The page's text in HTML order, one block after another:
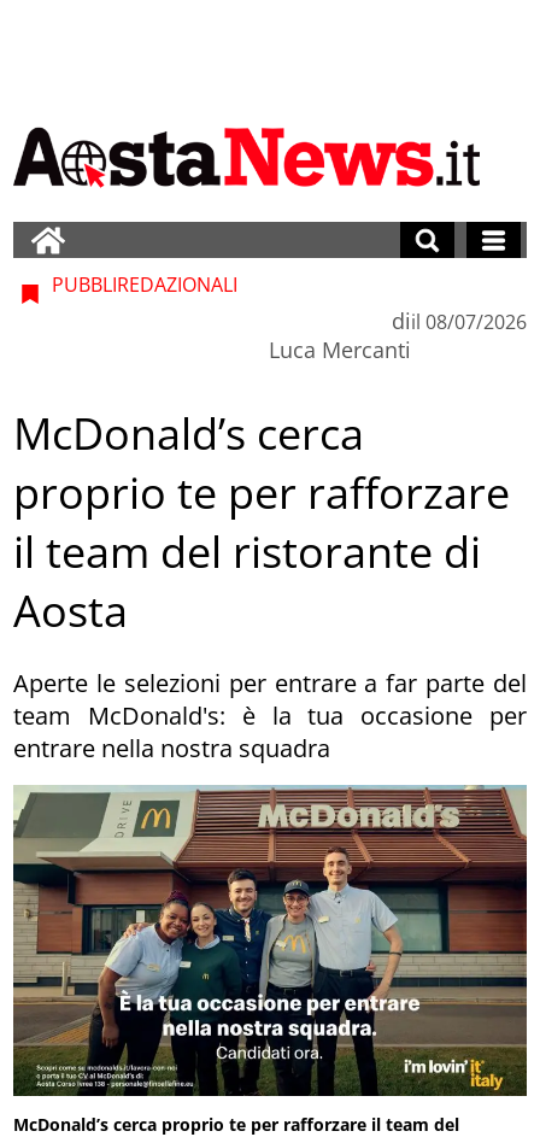
PUBBLIREDAZIONALI
di
Luca Mercanti
il 08/07/2026
McDonald’s cerca
proprio te per rafforzare
il team del ristorante di
Aosta
Aperte le selezioni per entrare a far parte del
team McDonald's: è la tua occasione per
entrare nella nostra squadra
McDonald’s cerca proprio te per rafforzare il team del